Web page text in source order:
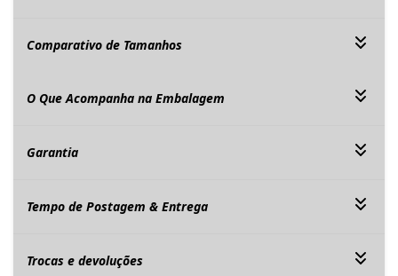
Comparativo de Tamanhos
O Que Acompanha na Embalagem
Garantia
Tempo de Postagem & Entrega
Trocas e devoluções